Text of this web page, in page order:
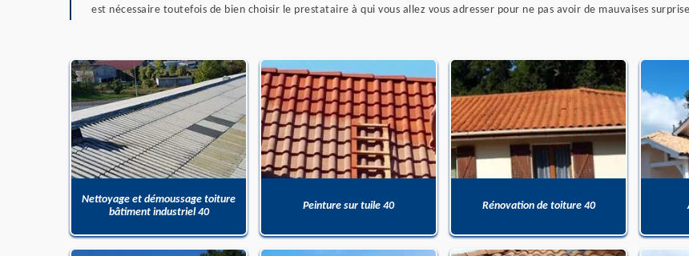
est nécessaire toutefois de bien choisir le prestataire à qui vous allez vous adresser pour ne pas avoir de mauvaises
Nettoyage et démoussage toiture
bâtiment industriel 40
Peinture sur tuile 40 Rénovation de toiture 40